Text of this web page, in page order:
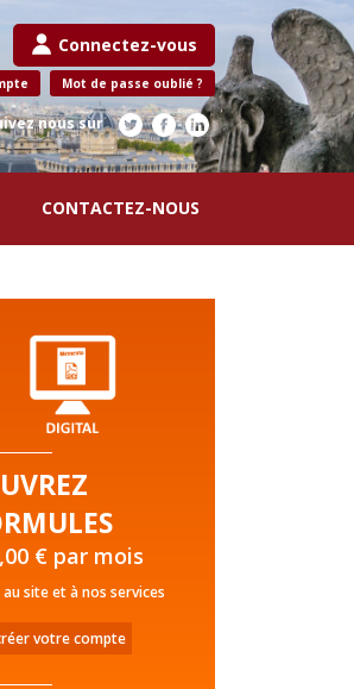
Connectez-vous
Mot de passe oublié ?
nous sur
CONTACTEZ-NOUS
€ par mois
site et à nos services
votre compte